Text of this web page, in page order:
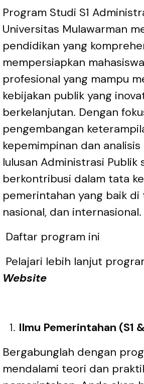
Program Studi S1
Universitas Mulawarman
pendidikan yang
mempersiapkan
profesional yang mampu
kebijakan publik yang
berkelanjutan. Dengan
pengembangan
kepemimpinan dan analisis
lulusan Administrasi Publik
berkontribusi dalam tata
pemerintahan yang baik di
nasional, dan internasional.
Daftar program ini
Pelajari lebih lanjut
Website
Ilmu Pemerintahan (S1
Bergabunglah dengan
mendalami teori dan